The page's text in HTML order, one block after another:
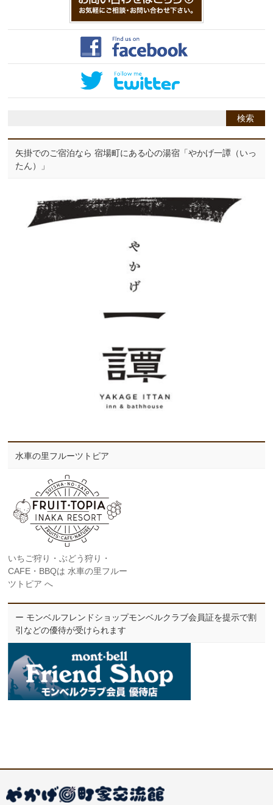
矢掛でのご宿泊なら 宿場町にある心の湯宿「やかげ一譚（いっ
たん）」
水車の里フルーツトピア
いちご狩り・ぶどう狩り・
CAFE・BBQは 水車の里フルー
ツトピア へ
ー モンベルフレンドショップモンベルクラブ会員証を提示で割
引などの優待が受けられます